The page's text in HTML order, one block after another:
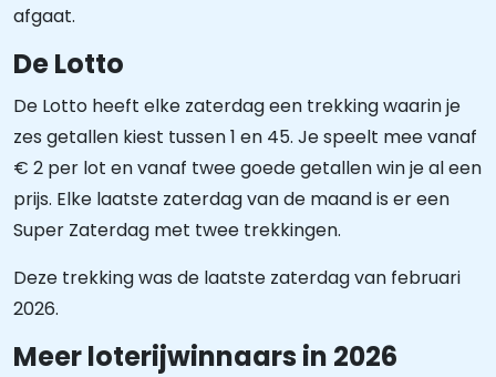
afgaat.
De Lotto
De Lotto heeft elke zaterdag een trekking waarin je
zes getallen kiest tussen 1 en 45. Je speelt mee vanaf
€ 2 per lot en vanaf twee goede getallen win je al een
prijs. Elke laatste zaterdag van de maand is er een
Super Zaterdag met twee trekkingen.
Deze trekking was de laatste zaterdag van februari
2026.
Meer loterijwinnaars in 2026